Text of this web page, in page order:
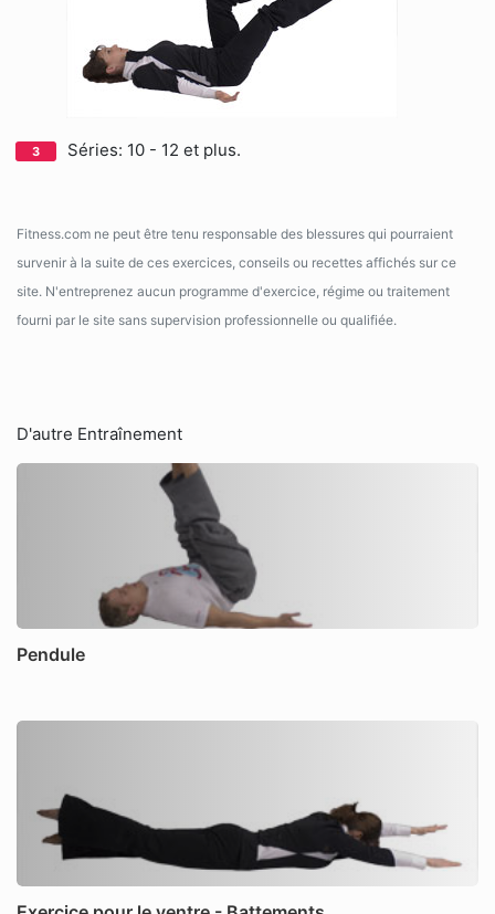
Séries: 10 - 12 et plus.
Fitness.com ne peut être tenu responsable des blessures qui pourraient
survenir à la suite de ces exercices, conseils ou recettes affichés sur ce
site. N'entreprenez aucun programme d'exercice, régime ou traitement
fourni par le site sans supervision professionnelle ou qualifiée.
D'autre Entraînement
Pendule